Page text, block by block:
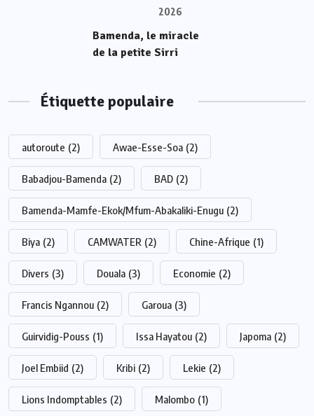
2026
Bamenda, le miracle
de la petite Sirri
Étiquette populaire
autoroute (2) Awae-Esse-Soa (2)
Babadjou-Bamenda (2) BAD (2)
Bamenda-Mamfe-Ekok/Mfum-Abakaliki-Enugu (2)
Biya (2) CAMWATER (2) Chine-Afrique (1)
Divers (3) Douala (3) Economie (2)
Francis Ngannou (2) Garoua (3)
Guirvidig-Pouss (1) Issa Hayatou (2) Japoma (2)
Joel Embiid (2) Kribi (2) Lekie (2)
Lions Indomptables (2) Malombo (1)